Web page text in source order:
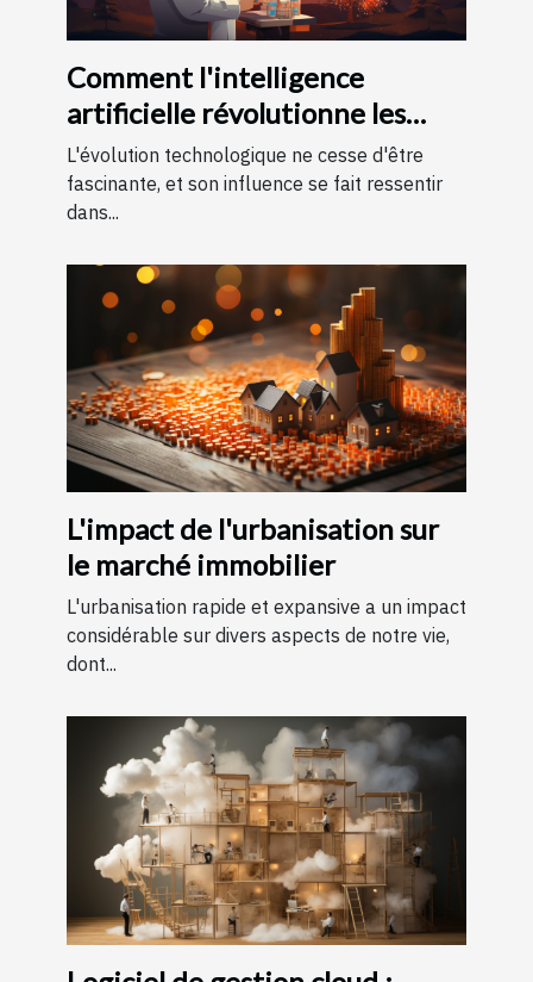
Comment l'intelligence
artificielle révolutionne les
soins de santé
L'évolution technologique ne cesse d'être
fascinante, et son influence se fait ressentir
dans...
L'impact de l'urbanisation sur
le marché immobilier
L'urbanisation rapide et expansive a un impact
considérable sur divers aspects de notre vie,
dont...